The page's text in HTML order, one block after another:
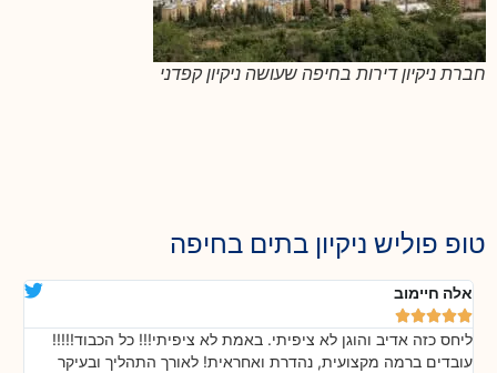
חברת ניקיון דירות בחיפה שעושה ניקיון קפדני
טופ פוליש ניקיון בתים בחיפה
אלה חיימוב





ליחס כזה אדיב והוגן לא ציפיתי. באמת לא ציפיתי!!! כל הכבוד!!!!!
עובדים ברמה מקצועית, נהדרת ואחראית! לאורך התהליך ובעיקר